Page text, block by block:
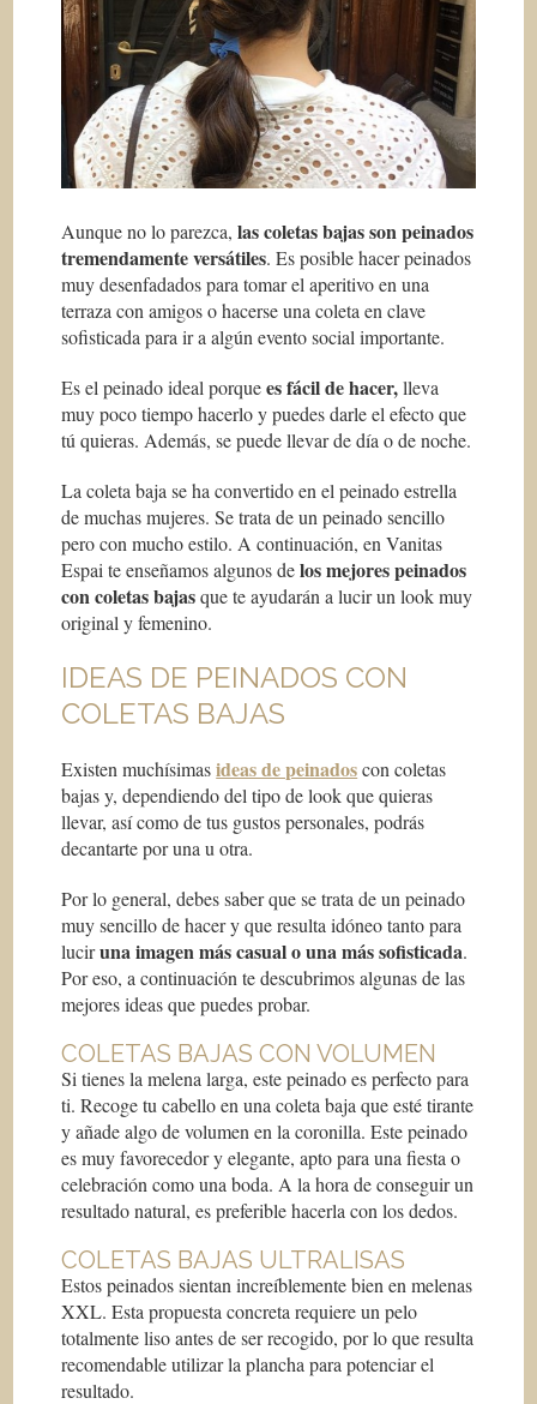
Aunque no lo parezca,las coletas bajas son peinados
tremendamente versátiles. Es posible hacer peinados
muy desenfadados para tomar el aperitivo en una
terraza con amigos o hacerse una coleta en clave
sofisticada para ir a algún evento social importante.
Es el peinado ideal porquees fácil de hacer,lleva
muy poco tiempo hacerlo y puedes darle el efecto que
tú quieras. Además, se puede llevar de día o de noche.
La coleta baja se ha convertido en el peinado estrella
de muchas mujeres. Se trata de un peinado sencillo
pero con mucho estilo. A continuación, en Vanitas
Espai te enseñamos algunos delos mejores peinados
con coletas bajasque te ayudarán a lucir un look muy
original y femenino.
IDEAS DE PEINADOS CON
COLETAS BAJAS
Existen muchísimasideas de peinadoscon coletas
bajas y, dependiendo del tipo de look que quieras
llevar, así como de tus gustos personales, podrás
decantarte por una u otra.
Por lo general, debes saber que se trata de un peinado
muy sencillo de hacer y que resulta idóneo tanto para
luciruna imagen más casual o una más sofisticada.
Por eso, a continuación te descubrimos algunas de las
mejores ideas que puedes probar.
COLETAS BAJAS CON VOLUMEN
Si tienes la melena larga, este peinado es perfecto para
ti. Recoge tu cabello en una coleta baja que esté tirante
y añade algo de volumen en la coronilla. Este peinado
es muy favorecedor y elegante, apto para una fiesta o
celebración como una boda. A la hora de conseguir un
resultado natural, es preferible hacerla con los dedos.
COLETAS BAJAS ULTRALISAS
Estos peinados sientan increíblemente bien en melenas
XXL. Esta propuesta concreta requiere un pelo
totalmente liso antes de ser recogido, por lo que resulta
recomendable utilizar la plancha para potenciar el
resultado.